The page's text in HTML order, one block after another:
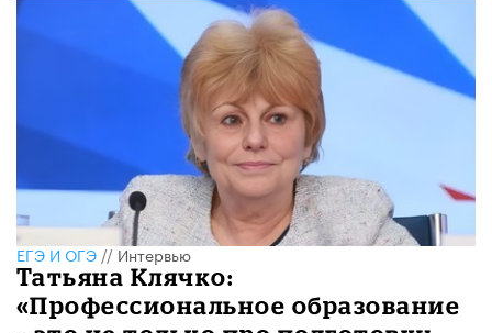
ЕГЭ И ОГЭ//Интервью
​Татьяна Клячко:
«Профессиональное образование